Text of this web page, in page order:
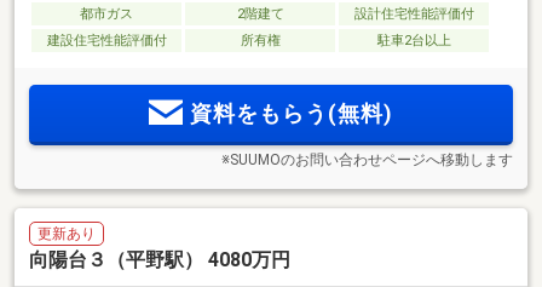
都市ガス 2階建て
設計住宅性能評価付
建設住宅性能評価付
所有権 駐車2台以上
資料をもらう(無料)
※SUUMOのお問い合わせページへ移動します
更新あり
向陽台３（平野駅） 4080万円